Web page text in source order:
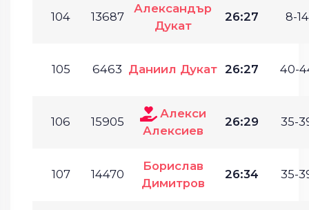
104 13687
Александър
Дукат
26:27 8-
105 6463 Даниил Дукат 26:27 40-
106 15905
Алекси
Алексиев
26:29 35-
107 14470
Борислав
Димитров
26:34 35-